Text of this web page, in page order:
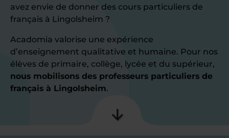
avez envie de donner des cours particuliers de
français à Lingolsheim ?
Acadomia valorise une expérience
d’enseignement qualitative et humaine. Pour nos
élèves de primaire, collège, lycée et du supérieur,
nous mobilisons des professeurs particuliers de
français à Lingolsheim.